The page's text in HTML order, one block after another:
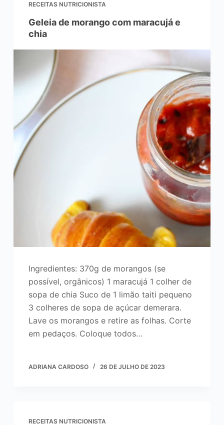
RECEITAS NUTRICIONISTA
Geleia de morango com maracujá e
chia
Ingredientes: 370g de morangos (se
possível, orgânicos) 1 maracujá 1 colher de
sopa de chia Suco de 1 limão taiti pequeno
3 colheres de sopa de açúcar demerara.
Lave os morangos e retire as folhas. Corte
em pedaços. Coloque todos…
ADRIANA CARDOSO 26 DE JULHO DE 2023
RECEITAS NUTRICIONISTA